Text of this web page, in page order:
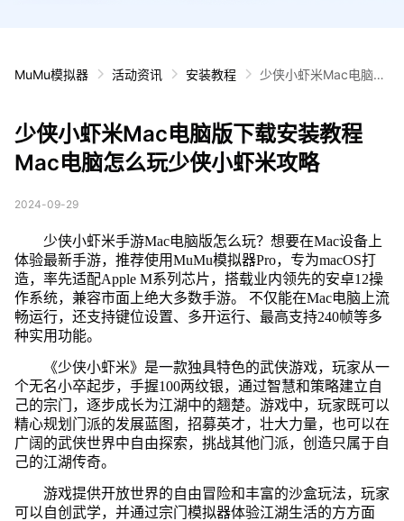
MuMu模拟器 活动资讯 安装教程
少侠小虾米Mac电脑版
少侠小虾米Mac电脑版下载安装教程
Mac电脑怎么玩少侠小虾米攻略
2024-09-29
少侠小虾米手游Mac电脑版怎么玩？想要在Mac设备上
体验最新手游，推荐使用MuMu模拟器Pro，专为macOS打
造，率先适配Apple M系列芯片，搭载业内领先的安卓12操
作系统，兼容市面上绝大多数手游。 不仅能在Mac电脑上流
畅运行，还支持键位设置、多开运行、最高支持240帧等多
种实用功能。
《少侠小虾米》是一款独具特色的武侠游戏，玩家从一
个无名小卒起步，手握100两纹银，通过智慧和策略建立自
己的宗门，逐步成长为江湖中的翘楚。游戏中，玩家既可以
精心规划门派的发展蓝图，招募英才，壮大力量，也可以在
广阔的武侠世界中自由探索，挑战其他门派，创造只属于自
己的江湖传奇。
游戏提供开放世界的自由冒险和丰富的沙盒玩法，玩家
可以自创武学，并通过宗门模拟器体验江湖生活的方方面